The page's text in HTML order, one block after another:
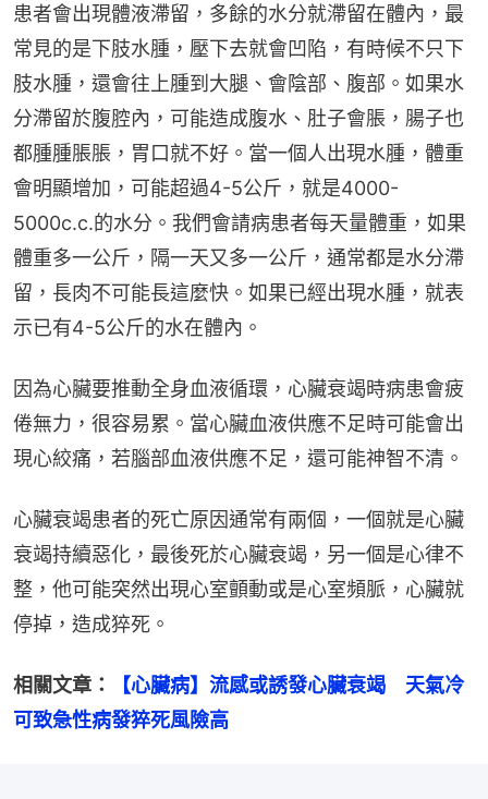
患者會出現體液滯留，多餘的水分就滯留在體內，最
常見的是下肢水腫，壓下去就會凹陷，有時候不只下
肢水腫，還會往上腫到大腿、會陰部、腹部。如果水
分滯留於腹腔內，可能造成腹水、肚子會脹，腸子也
都腫腫脹脹，胃口就不好。當一個人出現水腫，體重
會明顯增加，可能超過4-5公斤，就是4000-
5000c.c.的水分。我們會請病患者每天量體重，如果
體重多一公斤，隔一天又多一公斤，通常都是水分滯
留，長肉不可能長這麼快。如果已經出現水腫，就表
示已有4-5公斤的水在體內。
因為心臟要推動全身血液循環，心臟衰竭時病患會疲
倦無力，很容易累。當心臟血液供應不足時可能會出
現心絞痛，若腦部血液供應不足，還可能神智不清。
心臟衰竭患者的死亡原因通常有兩個，一個就是心臟
衰竭持續惡化，最後死於心臟衰竭，另一個是心律不
整，他可能突然出現心室顫動或是心室頻脈，心臟就
停掉，造成猝死。
相關文章：
【心臟病】流感或誘發心臟衰竭　天氣冷
可致急性病發猝死風險高